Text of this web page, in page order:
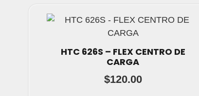
HTC 626S – FLEX CENTRO DE
CARGA
$120.00